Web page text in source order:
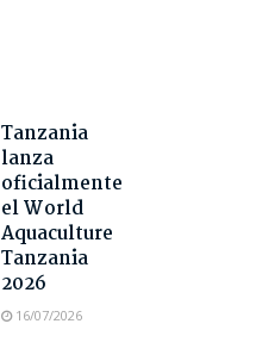
Tanzania
lanza
oficialmente
el World
Aquaculture
Tanzania
2026
16/07/2026